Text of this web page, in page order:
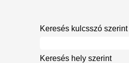
Keresés kulcsszó szerint
Keresés hely szerint